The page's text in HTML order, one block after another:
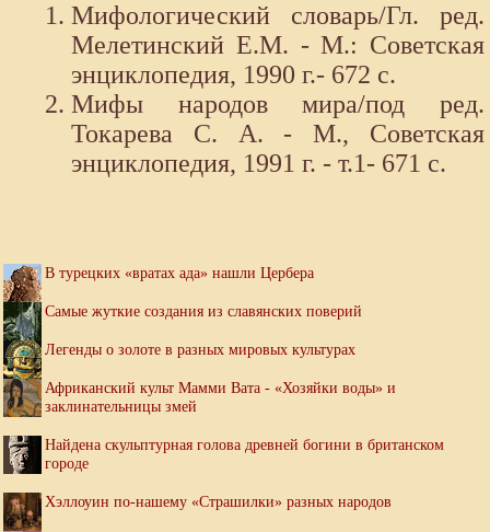
Мифологический словарь/Гл. ред.
Мелетинский Е.М. - М.: Советская
энциклопедия, 1990 г.- 672 с.
Мифы народов мира/под ред.
Токарева С. А. - М., Советская
энциклопедия, 1991 г. - т.1- 671 с.
В турецких «вратах ада» нашли Цербера
Самые жуткие создания из славянских поверий
Легенды о золоте в разных мировых культурах
Африканский культ Мамми Вата - «Хозяйки воды» и
заклинательницы змей
Найдена скульптурная голова древней богини в британском
городе
Хэллоуин по-нашему «Страшилки» разных народов